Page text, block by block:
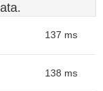
137 ms
138 ms